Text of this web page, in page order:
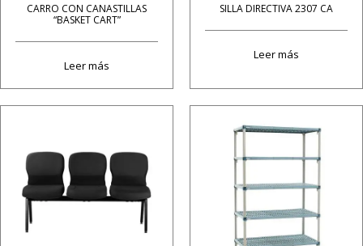
CARRO CON CANASTILLAS
“BASKET CART”
Leer más
SILLA DIRECTIVA 2307 CA
Leer más